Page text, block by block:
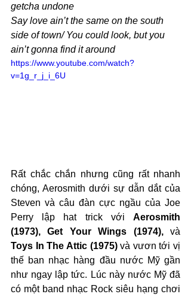
getcha undone
Say love ain’t the same on the south
side of town/ You could look, but you
ain’t gonna find it around
https://www.youtube.com/watch?
v=1g_r_j_i_6U
Rất chắc chắn nhưng cũng rất nhanh
chóng, Aerosmith dưới sự dẫn dắt của
Steven và câu đàn cực ngầu của Joe
Perry lập hat trick với Aerosmith
(1973), Get Your Wings (1974),
Toys In The Attic (1975) và vươn tới vị
thế ban nhạc hàng đầu nước Mỹ gần
như ngay lập tức. Lúc này nước Mỹ đã
có một band nhạc Rock siêu hạng chơi